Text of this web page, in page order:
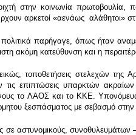
στην κοινωνία
αρκετοί «αενάως αλάθητοι»
παρήγαγε, όπως ήταν
ακόμη κατεύθυνση και η
τοποθετήσεις στελεχών της
τις επιπτώσεις υπαρκτών
το ΛΑΟΣ και το ΚΚΕ.
ξεσπάσματος με σεβασμό στην
σε αστυνομικούς,